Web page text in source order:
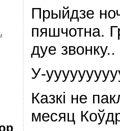
Прыйдзе
пяшчотна.
дуе звонку..
У-
Казкі не
месяц